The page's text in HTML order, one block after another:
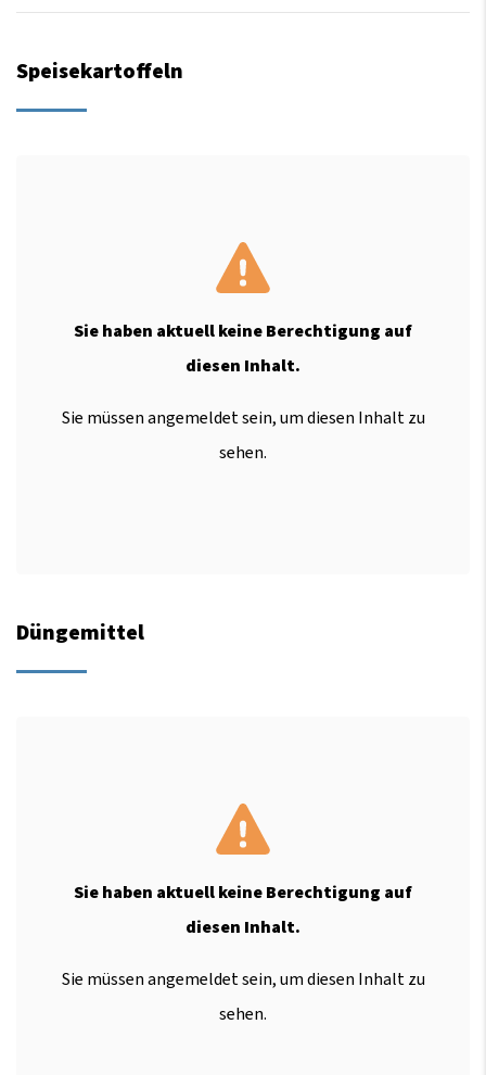
Speisekartoffeln
Sie haben aktuell keine Berechtigung auf
diesen Inhalt.
Sie müssen angemeldet sein, um diesen Inhalt zu
sehen.
Düngemittel
Sie haben aktuell keine Berechtigung auf
diesen Inhalt.
Sie müssen angemeldet sein, um diesen Inhalt zu
sehen.